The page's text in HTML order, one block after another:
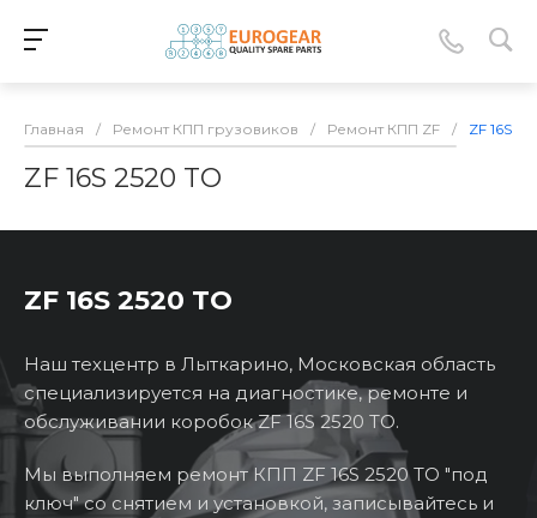
Главная / Ремонт КПП грузовиков / Ремонт КПП ZF / ZF 16S
ZF 16S 2520 TO
ZF 16S 2520 TO
Наш техцентр в Лыткарино, Московская область
специализируется на диагностике, ремонте и
обслуживании коробок ZF 16S 2520 TO.
Мы выполняем ремонт КПП ZF 16S 2520 TO "под
ключ" со снятием и установкой, записывайтесь и